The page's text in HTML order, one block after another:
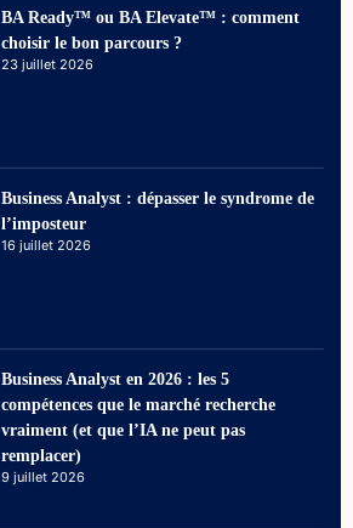
BA Ready™ ou BA Elevate™ : comment
choisir le bon parcours ?
23 juillet 2026
Business Analyst : dépasser le syndrome de
l’imposteur
16 juillet 2026
Business Analyst en 2026 : les 5
compétences que le marché recherche
vraiment (et que l’IA ne peut pas
remplacer)
9 juillet 2026